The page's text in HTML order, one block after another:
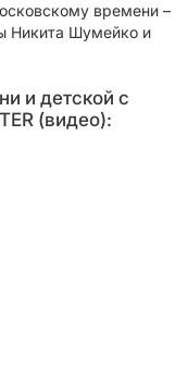
времени –
Никита Шумейко и
и детской с
(видео):